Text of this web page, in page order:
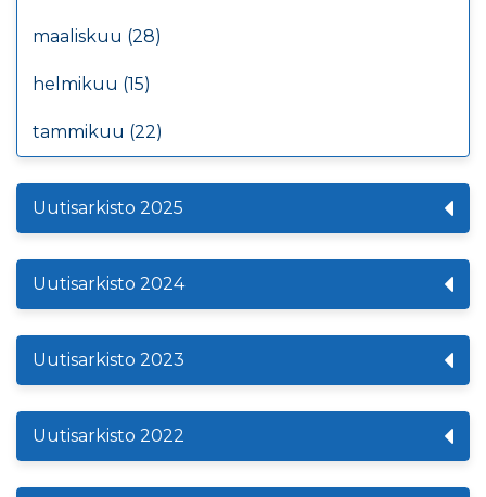
maaliskuu (28)
helmikuu (15)
tammikuu (22)
Uutisarkisto 2025
Uutisarkisto 2024
Uutisarkisto 2023
Uutisarkisto 2022